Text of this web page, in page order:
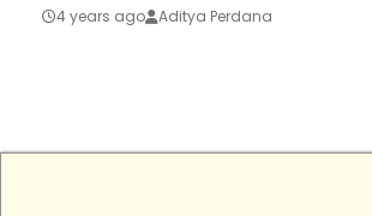
4 years ago Aditya Perdana